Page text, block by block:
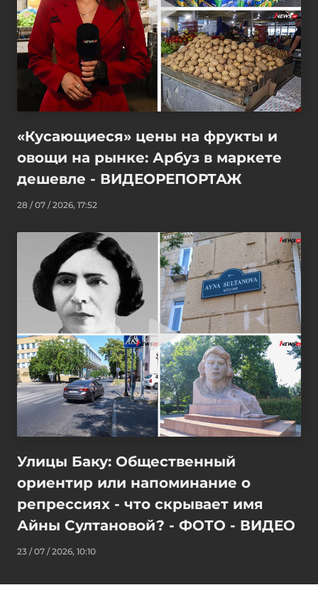
«Кусающиеся» цены на фрукты и
овощи на рынке: Арбуз в маркете
дешевле - ВИДЕОРЕПОРТАЖ
28 / 07 / 2026, 17:52
Улицы Баку: Общественный
ориентир или напоминание о
репрессиях - что скрывает имя
Айны Султановой? - ФОТО - ВИДЕО
23 / 07 / 2026, 10:10